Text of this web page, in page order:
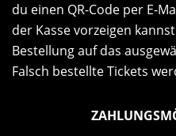
du einen QR-Code per E-
der Kasse vorzeigen
Bestellung auf das
Falsch bestellte Tickets